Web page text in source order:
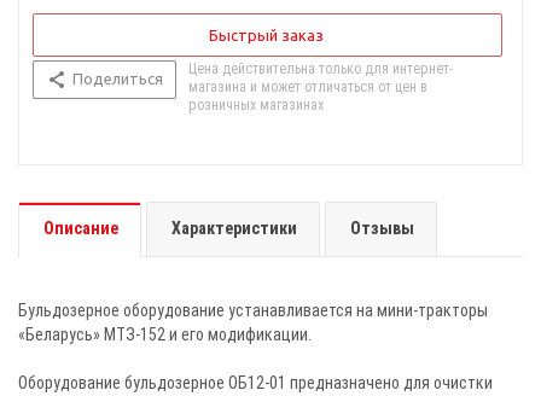
Быстрый заказ
Поделиться
Цена действительна только для интернет-
магазина и может отличаться от цен в
розничных магазинах
Описание Характеристики Отзывы
Бульдозерное оборудование устанавливается на мини-тракторы
«Беларусь» МТЗ-152 и его модификации.
Оборудование бульдозерное ОБ12-01 предназначено для очистки